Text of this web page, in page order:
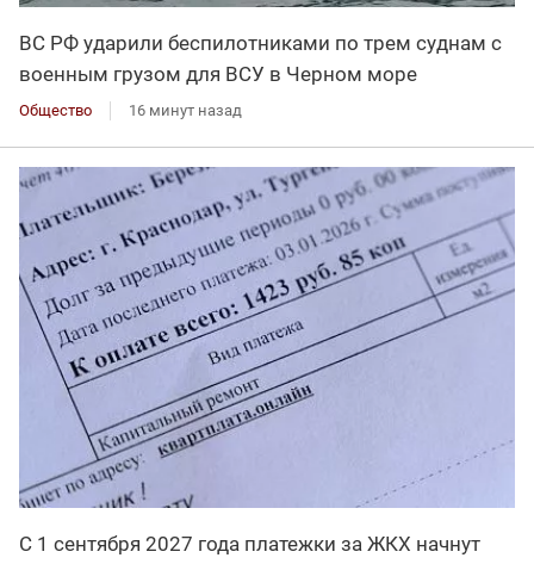
ВС РФ ударили беспилотниками по трем суднам с
военным грузом для ВСУ в Черном море
Общество 16 минут назад
С 1 сентября 2027 года платежки за ЖКХ начнут